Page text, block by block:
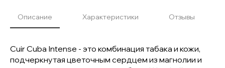
Описание Характеристики Отзывы
Cuir Cuba Intense - это комбинация табака и кожи,
подчеркнутая цветочным сердцем из магнолии и